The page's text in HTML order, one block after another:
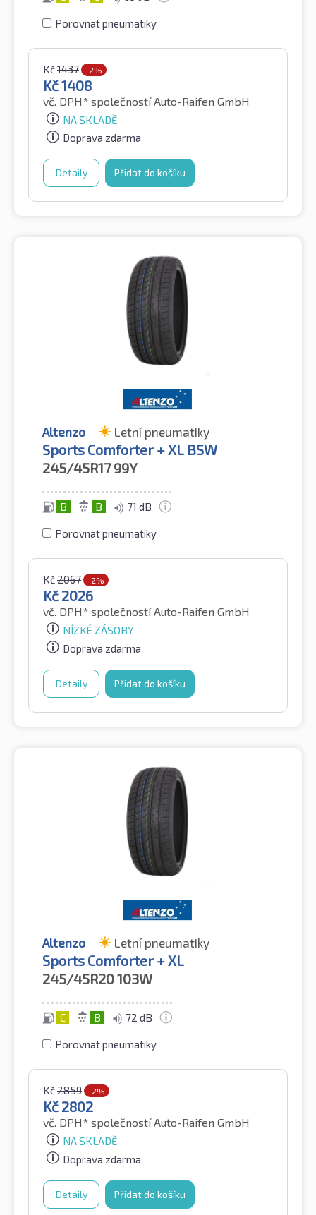
Porovnat pneumatiky
Kč1437 -2%
Kč1408
vč. DPH* společností Auto-Raifen GmbH
NA SKLADĚ
Doprava zdarma
Detaily Přidat do košíku
Altenzo Letní pneumatiky
Sports Comforter + XL BSW
245/45R17 99Y
B B 71 dB
Porovnat pneumatiky
Kč2067 -2%
Kč 2026
vč. DPH* společností Auto-Raifen GmbH
NÍZKÉ ZÁSOBY
Doprava zdarma
Detaily Přidat do košíku
Altenzo Letní pneumatiky
Sports Comforter + XL
245/45R20103W
C B 72 dB
Porovnat pneumatiky
Kč2859 -2%
Kč 2802
vč. DPH* společností Auto-Raifen GmbH
NA SKLADĚ
Doprava zdarma
Detaily Přidat do košíku